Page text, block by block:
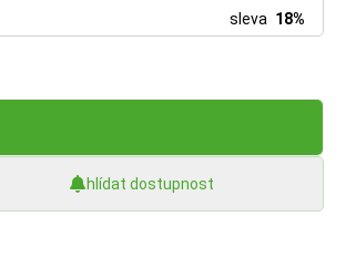
sleva 18%
hlídat dostupnost